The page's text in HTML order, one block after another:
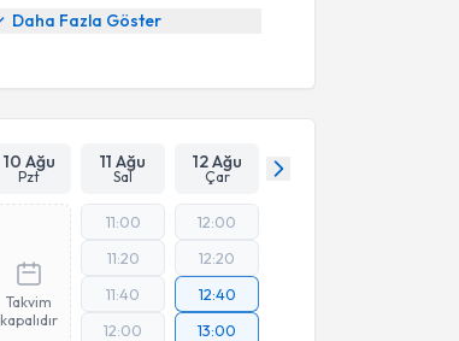
Daha Fazla Göster
10 Ağu
Pzt
11 Ağu
Sal
12 Ağu
Çar
Takvim
kapalıdır
11:00
11:20
11:40
12:00
12:00
12:20
12:40
13:00